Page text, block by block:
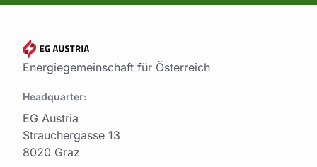
Energiegemeinschaft für Österreich
Headquarter:
EG Austria
Strauchergasse 13
8020 Graz